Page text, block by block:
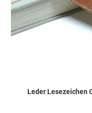
Leder Lesezeichen